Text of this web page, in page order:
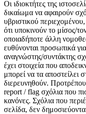
Οι ιδιοκτήτες της
δικαίωμα να αφαιρούν
υβριστικού
ότι υποκινούν το μίσος/
οποιαδήποτε άλλη
ευθύνονται προσωπικά
αναγνώστης/συντάκτης
έχει στοιχεία που
μπορεί να τα αποστείλει
διερευνηθούν.
report / flag σχόλια που
κανόνες. Σχόλια που
σελίδα, δεν